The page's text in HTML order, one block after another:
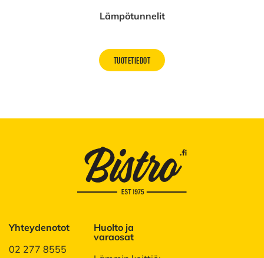
Lämpötunnelit
TUOTETIEDOT
Yhteydenotot
02 277 8555
Huolto ja
varaosat